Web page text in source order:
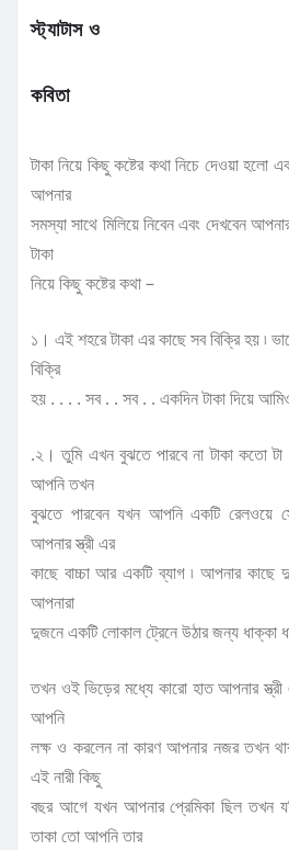
স্ট্যাটাস ও
কবিতা
টাকা নিয়ে কিছু কষ্টের কথা নিচে দেওয়া হলো
আপনার
সমস্যা সাথে মিলিয়ে নিবেন এবং দেখবেন
টাকা
নিয়ে কিছু কষ্টের কথা –
১। এই শহরে টাকা এর কাছে সব বিক্রি হয় ৷
বিক্রি
হয় . . . . সব . . সব . . একদিন টাকা দিয়ে
.২। তুমি এখন বুঝতে পারবে না টাকা কতো
আপনি তখন
বুঝতে পারবেন যখন আপনি একটি রেলওয়ে
আপনার স্ত্রী এর
কাছে বাচ্চা আর একটি ব্যাগ ৷ আপনার কাছে
আপনারা
দুজনে একটি লোকাল ট্রেনে উঠার জন্য ধাক্কা
তখন ওই ভিড়ের মধ্যে কারো হাত আপনার
আপনি
লক্ষ ও করলেন না কারণ আপনার নজর তখন
এই নারী কিছু
বছর আগে যখন আপনার প্রেমিকা ছিল তখন
তাকা তো আপনি তার